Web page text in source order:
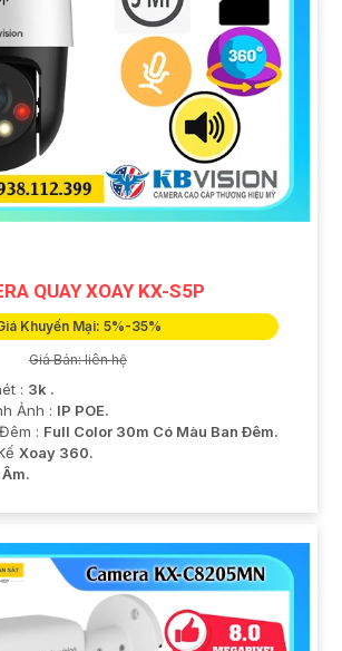
QUAY XOAY KX-S5P
Khuyến Mại: 5%-35%
Giá Bán: liên hệ
: 3k .
Ảnh : IP POE.
: Full Color 30m Có Màu Ban Ðêm.
Xoay 360.